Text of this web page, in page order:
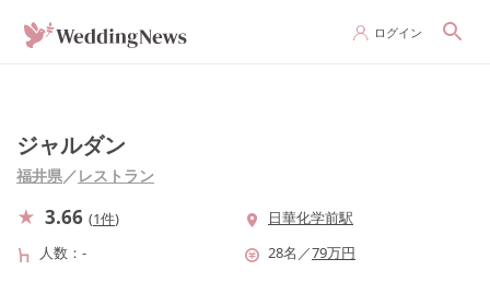
ログイン
ジャルダン
福井県／レストラン
3.66 (1件)
日華化学前駅
人数
- 28名 ／79万円